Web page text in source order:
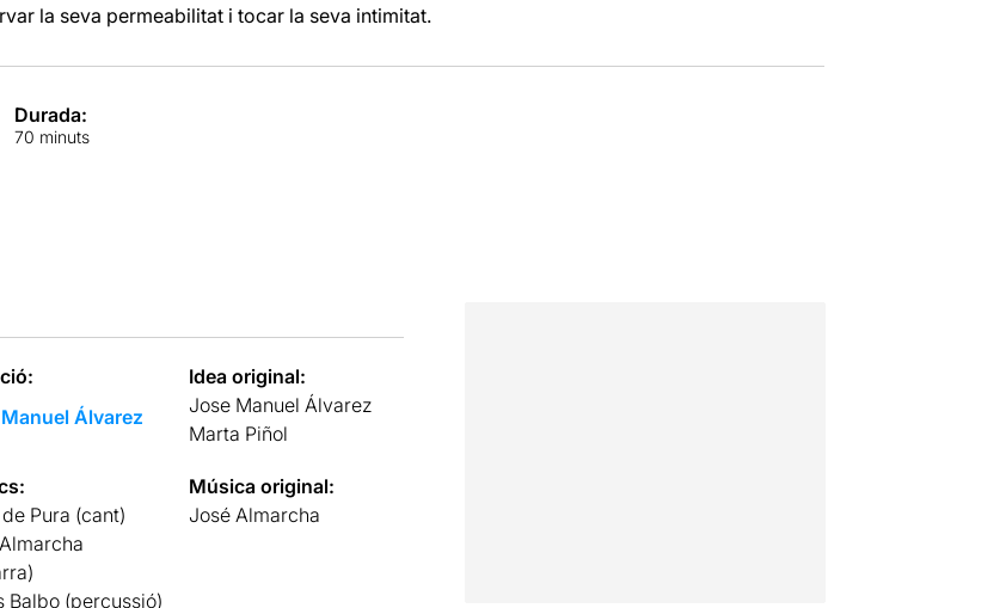
la seva permeabilitat i tocar la seva intimitat.
Durada:
70 minuts
Álvarez
Idea original:
Jose Manuel Álvarez
Marta Piñol
Pura (cant)
Balbo (percussió)
Música original:
José Almarcha